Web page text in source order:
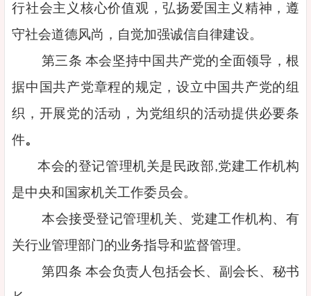
行社会主义核心价值观，弘扬爱国主义精神，遵
守社会道德风尚，自觉加强诚信自律建设。
第三条 本会坚持中国共产党的全面领导，根
据中国共产党章程的规定，设立中国共产党的组
织，开展党的活动，为党组织的活动提供必要条
件。
本会的登记管理机关是民政部,党建工作机构
是中央和国家机关工作委员会。
本会接受登记管理机关、党建工作机构、有
关行业管理部门的业务指导和监督管理。
第四条 本会负责人包括会长、副会长、秘书